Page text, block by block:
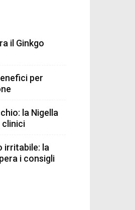
il Ginkgo
per
la Nigella
clinici
irritabile: la
i consigli